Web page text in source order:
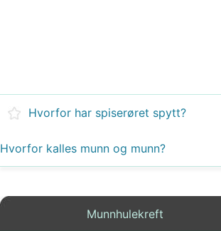
Hvorfor har spiserøret spytt?
Hvorfor kalles munn og munn?
Munnhulekreft